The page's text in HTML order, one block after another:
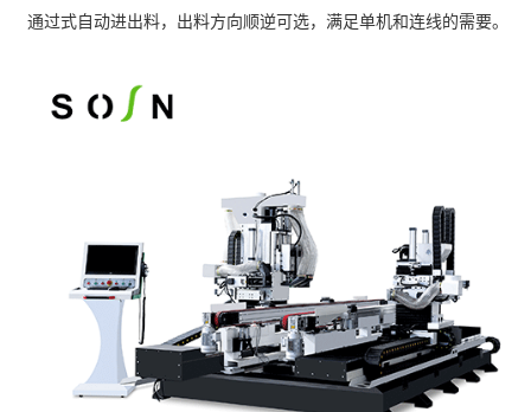
通过式自动进出料，出料方向顺逆可选，满足单机和连线的需要。